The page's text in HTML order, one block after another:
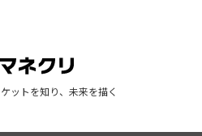
ットを知り、未来を描く